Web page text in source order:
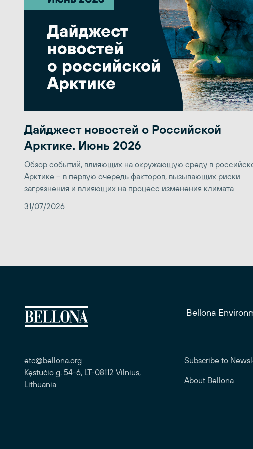
Дайджест новостей о Российской
Арктике. Июнь 2026
Обзор событий, влияющих на окружающую среду в
Арктике – в первую очередь факторов, вызывающих риски
загрязнения и влияющих на процесс изменения климата
31/07/2026
Bellona
etc@bellona.org
Kęstučio g. 54-6, LT-08112 Vilnius,
Lithuania
Subscribe to
About Bellona